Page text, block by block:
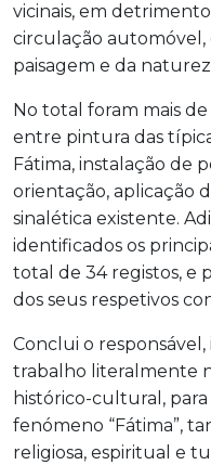
vicinais, em
circulação automóvel,
paisagem e da
No total foram mais
entre pintura das
Fátima, instalação de
orientação, aplicação
sinalética existente.
identificados os
total de 34 registos, e
dos seus respetivos
Conclui o
trabalho literalmente
histórico-cultural,
fenómeno “Fátima”,
religiosa, espiritual e